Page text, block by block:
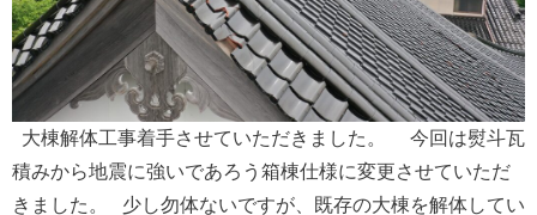
大棟解体工事着手させていただきました。 今回は熨斗瓦
積みから地震に強いであろう箱棟仕様に変更させていただ
きました。 少し勿体ないですが、既存の大棟を解体してい